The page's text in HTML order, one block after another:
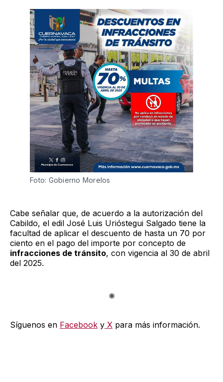
Foto: Gobierno Morelos
Cabe señalar que, de acuerdo a la autorización del
Cabildo, el edil José Luis Urióstegui Salgado tiene la
facultad de aplicar el descuento de hasta un 70 por
ciento en el pago del importe por concepto de
infracciones de tránsito, con vigencia al 30 de abril
del 2025.
Síguenos en Facebook y X para más información.